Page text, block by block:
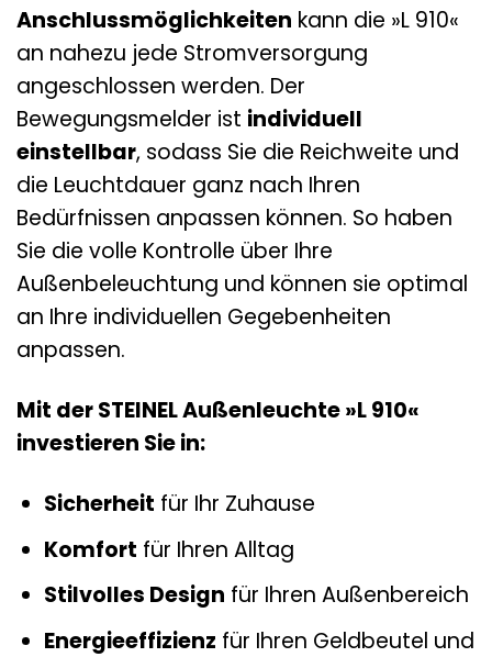
Anschlussmöglichkeiten kann die »L 910«
an nahezu jede Stromversorgung
angeschlossen werden. Der
Bewegungsmelder ist individuell
einstellbar, sodass Sie die Reichweite und
die Leuchtdauer ganz nach Ihren
Bedürfnissen anpassen können. So haben
Sie die volle Kontrolle über Ihre
Außenbeleuchtung und können sie optimal
an Ihre individuellen Gegebenheiten
anpassen.
Mit der STEINEL Außenleuchte »L 910«
investieren Sie in:
Sicherheit für Ihr Zuhause
Komfort für Ihren Alltag
Stilvolles Design für Ihren Außenbereich
Energieeffizienz für Ihren Geldbeutel und